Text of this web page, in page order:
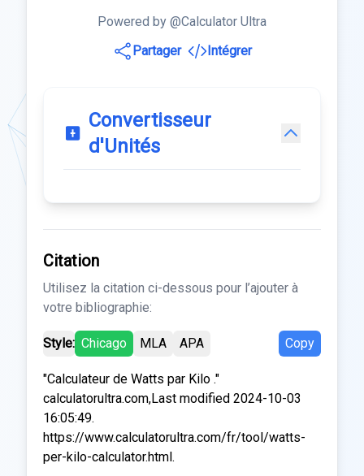
Powered by @Calculator Ultra
Partager
Intégrer
Convertisseur
d'Unités
Citation
Utilisez la citation ci-dessous pour l’ajouter à
votre bibliographie:
Style: Chicago MLA APA Copy
"Calculateur de Watts par Kilo ."
calculatorultra.com,Last modified 2024-10-03
16:05:49.
https://www.calculatorultra.com/fr/tool/watts-
per-kilo-calculator.html.